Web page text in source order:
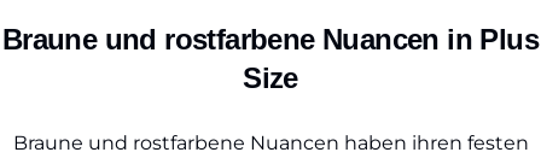
Braune und rostfarbene Nuancen in Plus
Size
Braune und rostfarbene Nuancen haben ihren festen